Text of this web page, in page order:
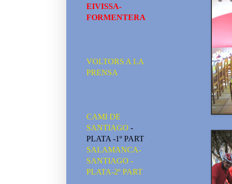
EIVISSA-
FORMENTERA
VOLTORS A LA
PRENSA
CAMI DE
SANTIAGO -
PLATA -1º PART
SALAMANCA-
SANTIAGO -
PLATA-2º PART